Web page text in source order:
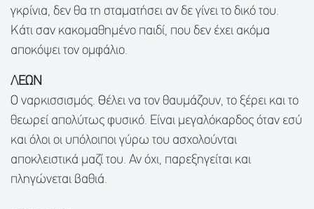
γκρίνια, δεν θα τη σταματήσει αν δε γίνει το δικό του.
Κάτι σαν κακομαθημένο παιδί, που δεν έχει ακόμα
αποκόψει τον ομφάλιο.
ΛΕΩΝ
Ο ναρκισσισμός. Θέλει να τον θαυμάζουν, το ξέρει και το
θεωρεί απολύτως φυσικό. Είναι μεγαλόκαρδος όταν εσύ
και όλοι οι υπόλοιποι γύρω του ασχολούνται
αποκλειστικά μαζί του. Αν όχι, παρεξηγείται και
πληγώνεται βαθιά.